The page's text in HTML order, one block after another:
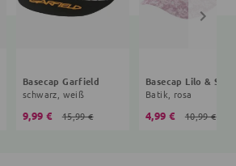
Basecap Garfield
schwarz, weiß
9,99 € 15,99 €
Basecap Lilo &
Batik, rosa
4,99 € 10,99 €